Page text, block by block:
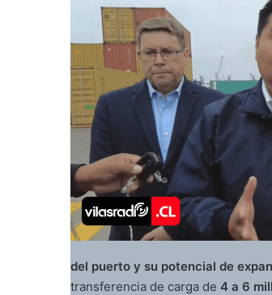
del puerto y su potencial de
transferencia de carga de 4 a 6